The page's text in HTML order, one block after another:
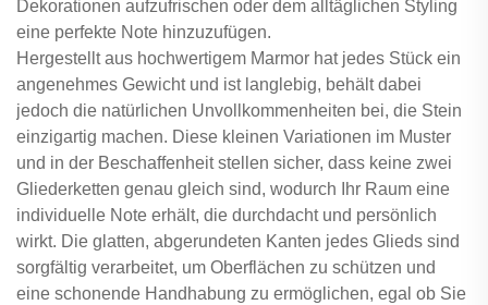
Dekorationen aufzufrischen oder dem alltäglichen Styling
eine perfekte Note hinzuzufügen.
Hergestellt aus hochwertigem Marmor hat jedes Stück ein
angenehmes Gewicht und ist langlebig, behält dabei
jedoch die natürlichen Unvollkommenheiten bei, die Stein
einzigartig machen. Diese kleinen Variationen im Muster
und in der Beschaffenheit stellen sicher, dass keine zwei
Gliederketten genau gleich sind, wodurch Ihr Raum eine
individuelle Note erhält, die durchdacht und persönlich
wirkt. Die glatten, abgerundeten Kanten jedes Glieds sind
sorgfältig verarbeitet, um Oberflächen zu schützen und
eine schonende Handhabung zu ermöglichen, egal ob Sie